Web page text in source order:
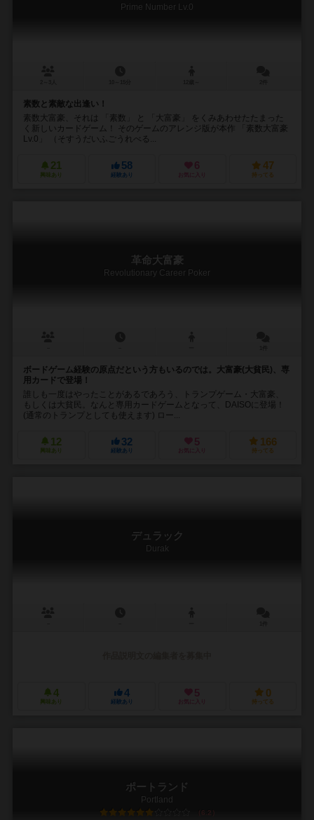
Prime Number Lv.0
素数と素敵な出逢い！
素数大富豪、それは 「素数」 と 「大富豪」 をくみあわせたたまった
く新しいカードゲーム！ そのゲームのアレンジ版が本作 「素数大富豪
Lv.0」 （そすうだいふごうれべる...
21
興味あり
58
経験あり
6
お気に入り
47
持ってる
革命大富豪
Revolutionary Career Poker
ボードゲーム経験の原点だという方もいるのでは。大富豪(大貧民)、専
用カードで登場！
誰しも一度はやったことがあるであろう、トランプゲーム・大富豪、
もしくは大貧民。なんと専用カードゲームとなって、DAISOに登場！
(通常のトランプとしても使えます) ロー...
12
興味あり
32
経験あり
5
お気に入り
166
持ってる
デュラック
Durak
4
興味あり
4
経験あり
5
お気に入り
0
持ってる
ポートランド
Portland
6.2